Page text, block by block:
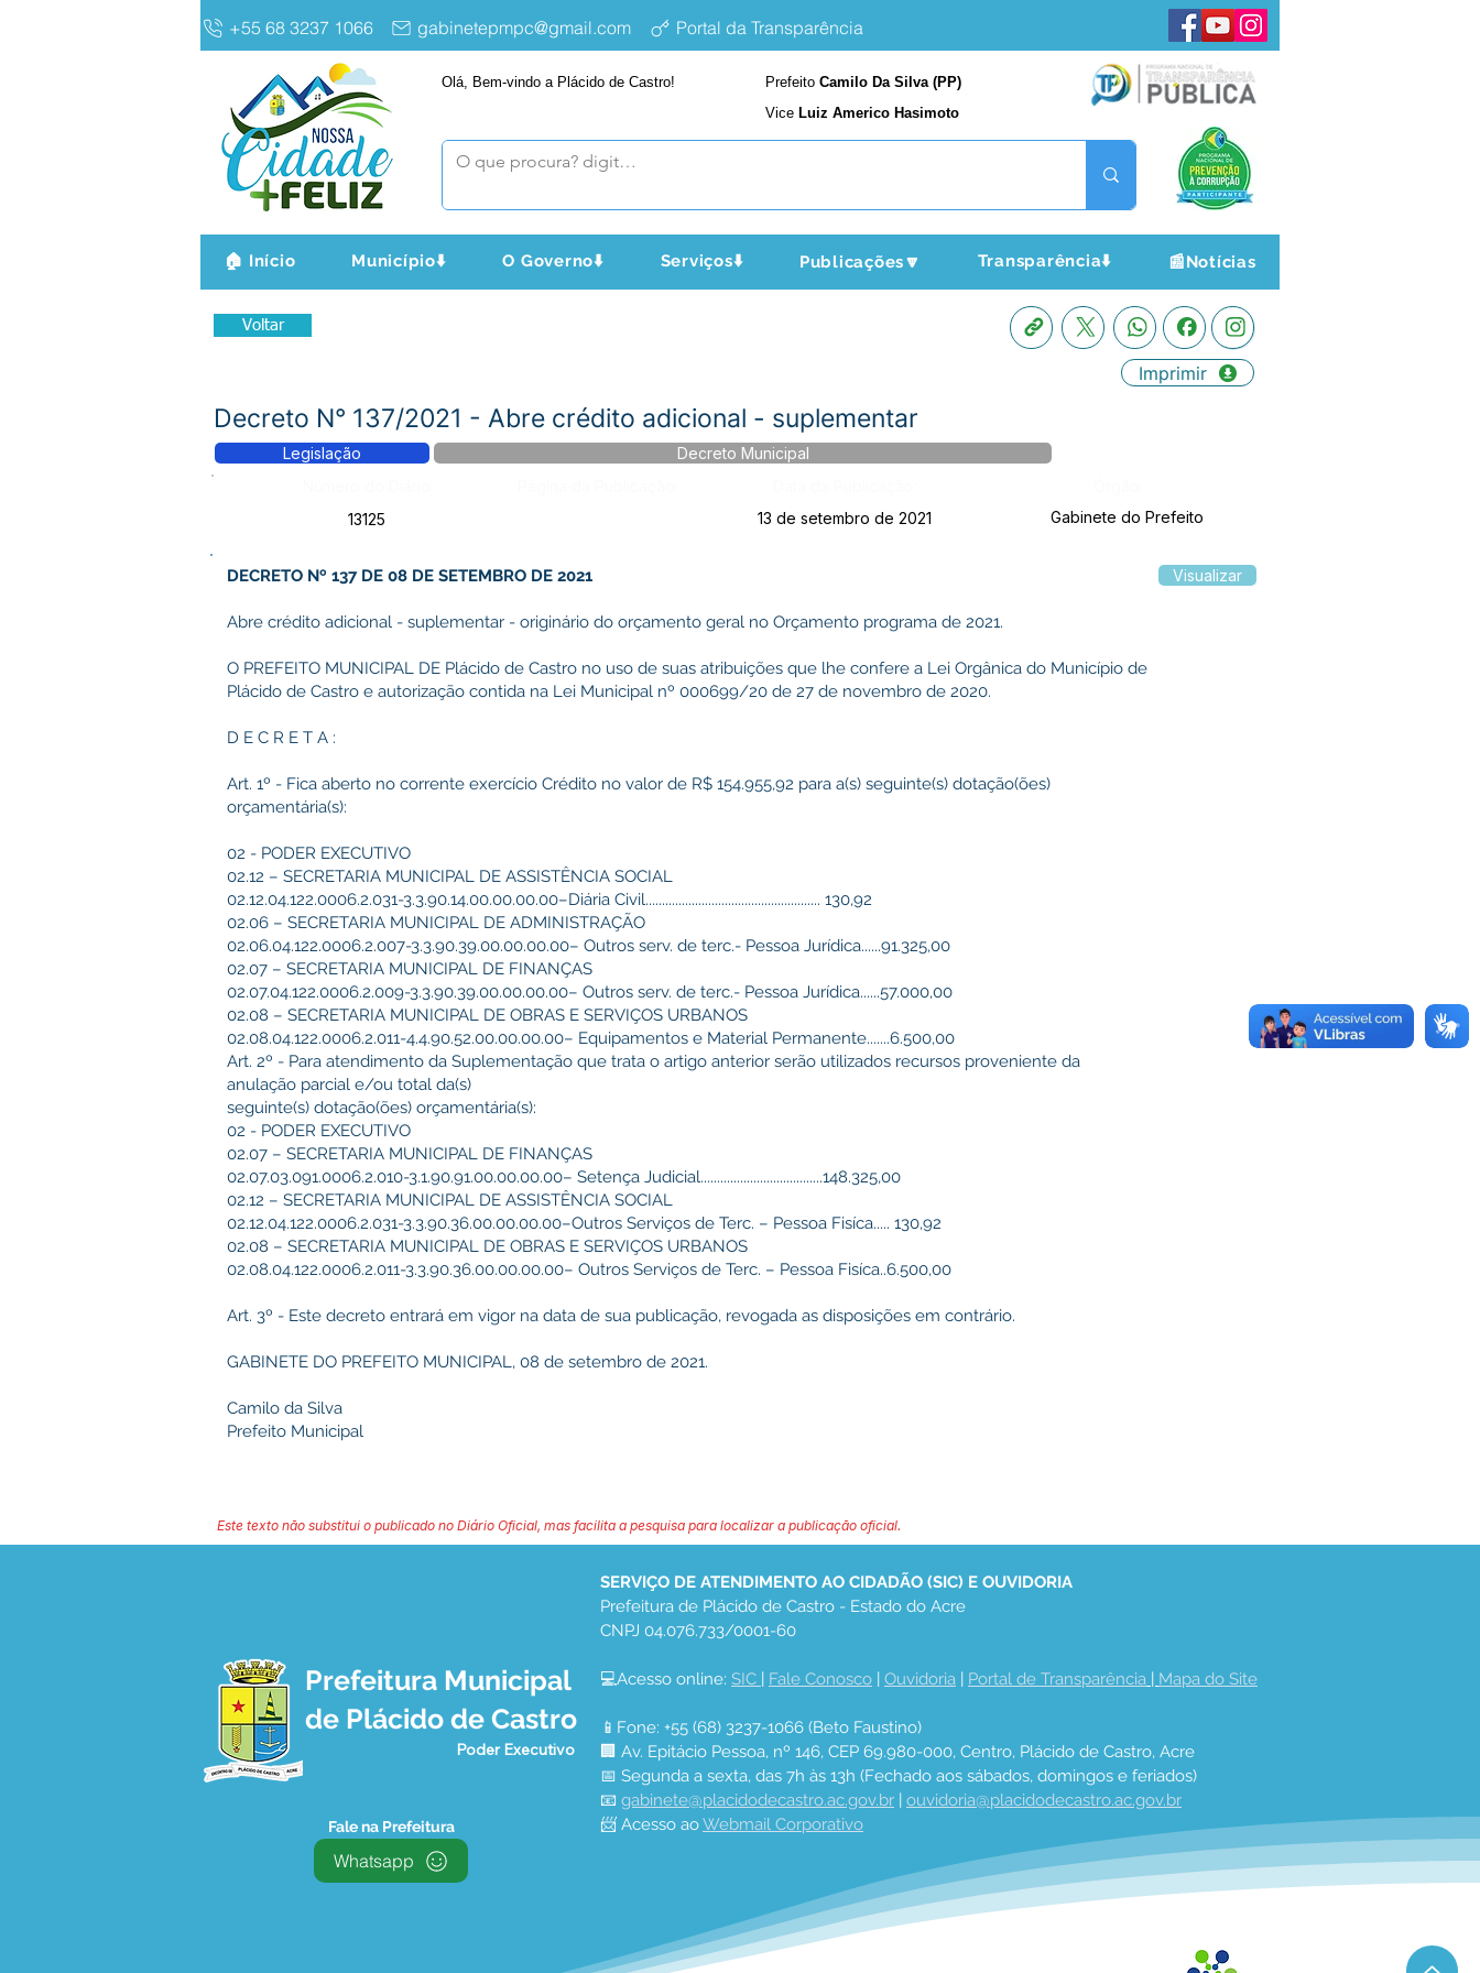
+55 68 3237 1066 gabinetepmpc@gmail.com Portal da Transparência
Olá, Bem-vindo a Plácido de Castro! Prefeito Camilo Da Silva (PP)
Vice Luiz Americo Hasimoto
🏠 Início Município⬇️ O Governo⬇️ Serviços⬇️ Publicações🔽 Transparência⬇️ 📰Notícias
Voltar
Imprimir
Decreto N° 137/2021 - Abre crédito adicional - suplementar
Legislação
Decreto Municipal
13125
13 de setembro de 2021 Gabinete do Prefeito
DECRETO Nº 137 DE 08 DE SETEMBRO DE 2021
Abre crédito adicional - suplementar - originário do orçamento geral no Orçamento programa de 2021.
O PREFEITO MUNICIPAL DE Plácido de Castro no uso de suas atribuições que lhe confere a Lei Orgânica do Município de
Plácido de Castro e autorização contida na Lei Municipal nº 000699/20 de 27 de novembro de 2020.
D E C R E T A :
Art. 1º - Fica aberto no corrente exercício Crédito no valor de R$ 154.955,92 para a(s) seguinte(s) dotação(ões)
orçamentária(s):
02 - PODER EXECUTIVO
02.12 – SECRETARIA MUNICIPAL DE ASSISTÊNCIA SOCIAL
02.12.04.122.0006.2.031-3.3.90.14.00.00.00.00–Diária Civil..................................................... 130,92
02.06 – SECRETARIA MUNICIPAL DE ADMINISTRAÇÃO
02.06.04.122.0006.2.007-3.3.90.39.00.00.00.00– Outros serv. de terc.- Pessoa Jurídica......91.325,00
02.07 – SECRETARIA MUNICIPAL DE FINANÇAS
02.07.04.122.0006.2.009-3.3.90.39.00.00.00.00– Outros serv. de terc.- Pessoa Jurídica......57.000,00
02.08 – SECRETARIA MUNICIPAL DE OBRAS E SERVIÇOS URBANOS
02.08.04.122.0006.2.011-4.4.90.52.00.00.00.00– Equipamentos e Material Permanente.......6.500,00
Art. 2º - Para atendimento da Suplementação que trata o artigo anterior serão utilizados recursos proveniente da
anulação parcial e/ou total da(s)
seguinte(s) dotação(ões) orçamentária(s):
02 - PODER EXECUTIVO
02.07 – SECRETARIA MUNICIPAL DE FINANÇAS
02.07.03.091.0006.2.010-3.1.90.91.00.00.00.00– Setença Judicial.....................................148.325,00
02.12 – SECRETARIA MUNICIPAL DE ASSISTÊNCIA SOCIAL
02.12.04.122.0006.2.031-3.3.90.36.00.00.00.00–Outros Serviços de Terc. – Pessoa Fisíca..... 130,92
02.08 – SECRETARIA MUNICIPAL DE OBRAS E SERVIÇOS URBANOS
02.08.04.122.0006.2.011-3.3.90.36.00.00.00.00– Outros Serviços de Terc. – Pessoa Fisíca..6.500,00
Art. 3º - Este decreto entrará em vigor na data de sua publicação, revogada as disposições em contrário.
GABINETE DO PREFEITO MUNICIPAL, 08 de setembro de 2021.
Camilo da Silva
Prefeito Municipal
Visualizar
Este texto não substitui o publicado no Diário Oficial, mas facilita a pesquisa para localizar a publicação oficial.
Prefeitura Municipal
de Plácido de Castro
Poder Executivo
Fale na Prefeitura
Whatsapp
SERVIÇO DE ATENDIMENTO AO CIDADÃO (SIC) E OUVIDORIA
Prefeitura de Plácido de Castro - Estado do Acre
CNPJ 04.076.733/0001-60
💻Acesso online: SIC | Fale Conosco | Ouvidoria | Portal de Transparência | Mapa do Site
📱Fone: +55 (68) 3237-1066 (Beto Faustino)
🏢 Av. Epitácio Pessoa, nº 146, CEP 69.980-000, Centro, Plácido de Castro, Acre
📅 Segunda a sexta, das 7h às 13h (Fechado aos sábados, domingos e feriados)
📧 gabinete@placidodecastro.ac.gov.br | ouvidoria@placidodecastro.ac.gov.br
📨 Acesso ao Webmail Corporativo